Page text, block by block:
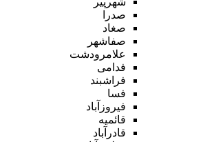
صدرا
صغاد
صفاشهر
علامرودشت
فدامی
فراشبند
فسا
فیروزآباد
قائمیه
قادرآباد